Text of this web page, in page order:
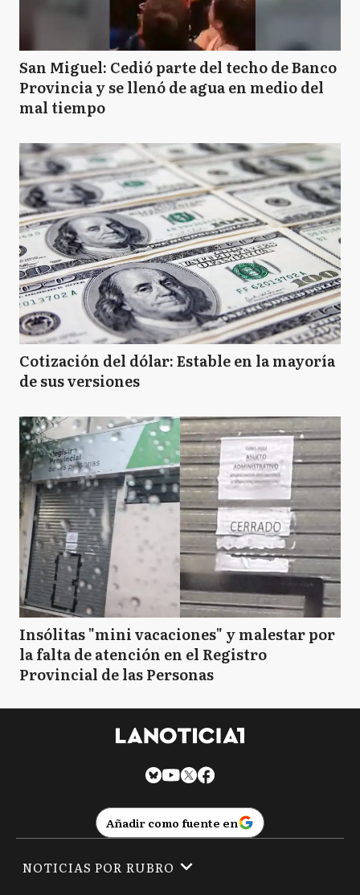
San Miguel: Cedió parte del techo de Banco
Provincia y se llenó de agua en medio del
mal tiempo
Cotización del dólar: Estable en la mayoría
de sus versiones
Insólitas "mini vacaciones" y malestar por
la falta de atención en el Registro
Provincial de las Personas
Añadir como fuente en
NOTICIAS POR RUBRO